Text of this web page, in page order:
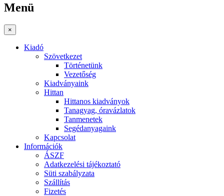
Menü
×
Kiadó
Szövetkezet
Történetünk
Vezetőség
Kiadványaink
Hittan
Hittanos kiadványok
Tanagyag, óravázlatok
Tanmenetek
Segédanyagaink
Kapcsolat
Információk
ÁSZF
Adatkezelési tájékoztató
Süti szabályzata
Szállítás
Fizetés